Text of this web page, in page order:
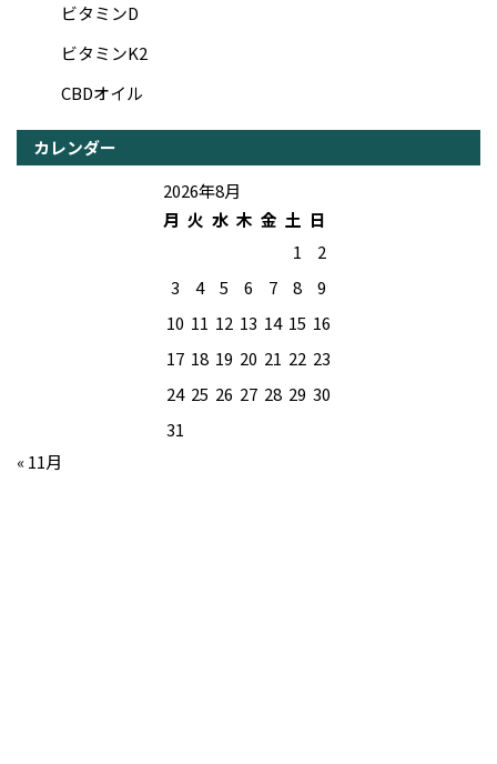
ビタミンD
ビタミンK2
CBDオイル
カレンダー
2026年8月
月 火 水 木 金 土 日
1
2
3
4 5 6 7 8
9
10 11 12 13 14 15 16
17 18 19 20 21 22 23
24 25 26 27 28 29 30
31
« 11月